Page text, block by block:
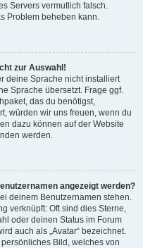
Servers vermutlich falsch.
Problem beheben kann.
zur Auswahl!
deine Sprache nicht installiert
Sprache übersetzt. Frage ggf.
das du benötigst,
würden wir uns freuen, wenn du
dazu können auf der Website
werden.
angezeigt werden?
deinem Benutzernamen stehen.
verknüpft: Oft sind dies Sterne,
oder deinen Status im Forum
auch als „Avatar“ bezeichnet.
Bild, welches von